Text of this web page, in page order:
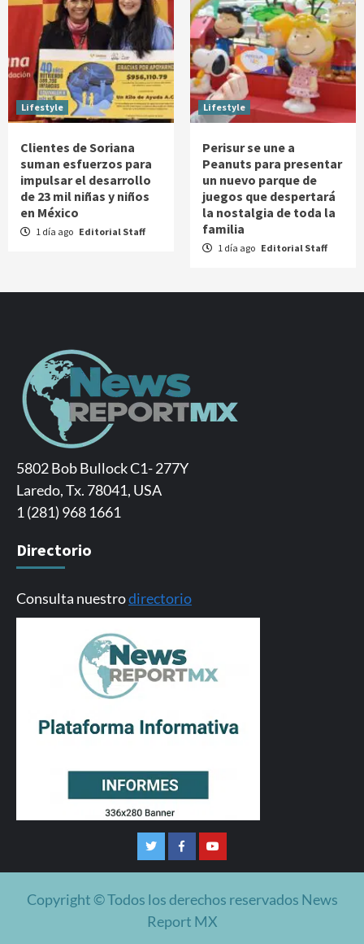
Lifestyle
Clientes de Soriana
suman esfuerzos para
impulsar el desarrollo
de 23 mil niñas y niños
en México
1 día ago Editorial Staff
Lifestyle
Perisur se une a
Peanuts para presentar
un nuevo parque de
juegos que despertará
la nostalgia de toda la
familia
1 día ago Editorial Staff
5802 Bob Bullock C1- 277Y
Laredo, Tx. 78041, USA
1 (281) 968 1661
Directorio
Consulta nuestrodirectorio
TwitterFacebookYoutube
Copyright © Todos los derechos reservados News
Report MX